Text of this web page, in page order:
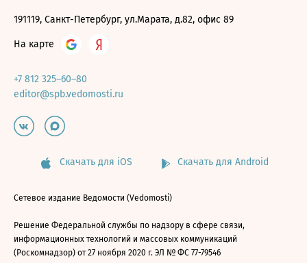
191119, Санкт-Петербург, ул.Марата, д.82, офис 89
На карте
+7 812 325–60–80
editor@spb.vedomosti.ru
Скачать для iOS Скачать для Android
Сетевое издание Ведомости (Vedomosti)
Решение Федеральной службы по надзору в сфере связи,
информационных технологий и массовых коммуникаций
(Роскомнадзор) от 27 ноября 2020 г. ЭЛ № ФС 77-79546